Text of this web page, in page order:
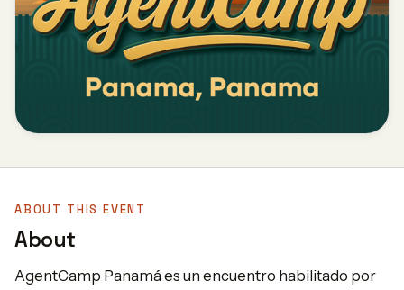
ABOUT THIS EVENT
About
AgentCamp Panamá es un encuentro habilitado por